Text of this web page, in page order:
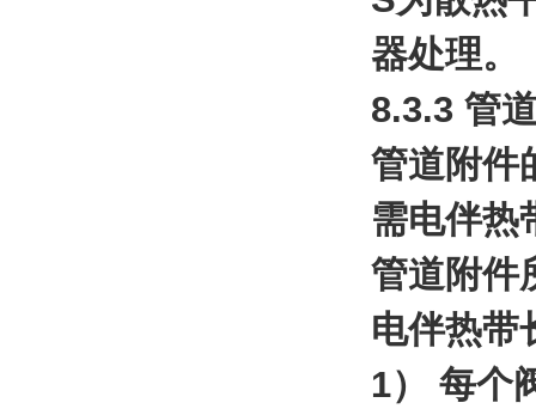
器处理。
8.3.3 管
管道附件
需电伴热
管道附件
电伴热带
1） 每个